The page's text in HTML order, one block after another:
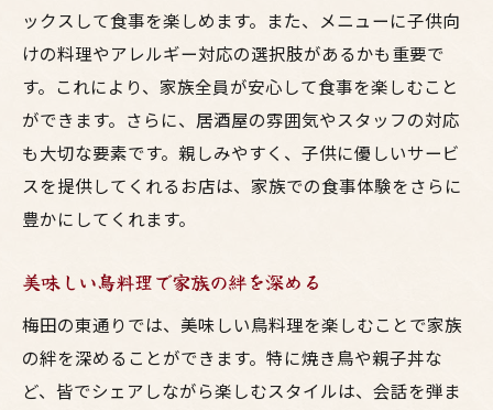
ックスして食事を楽しめます。また、メニューに子供向
けの料理やアレルギー対応の選択肢があるかも重要で
す。これにより、家族全員が安心して食事を楽しむこと
ができます。さらに、居酒屋の雰囲気やスタッフの対応
も大切な要素です。親しみやすく、子供に優しいサービ
スを提供してくれるお店は、家族での食事体験をさらに
豊かにしてくれます。
美味しい鳥料理で家族の絆を深める
梅田の東通りでは、美味しい鳥料理を楽しむことで家族
の絆を深めることができます。特に焼き鳥や親子丼な
ど、皆でシェアしながら楽しむスタイルは、会話を弾ま